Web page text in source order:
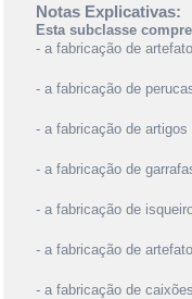
Notas Explicativas:
Esta subclasse
- a fabricação de
- a fabricação de
- a fabricação de
- a fabricação de
- a fabricação de
- a fabricação de
- a fabricação de